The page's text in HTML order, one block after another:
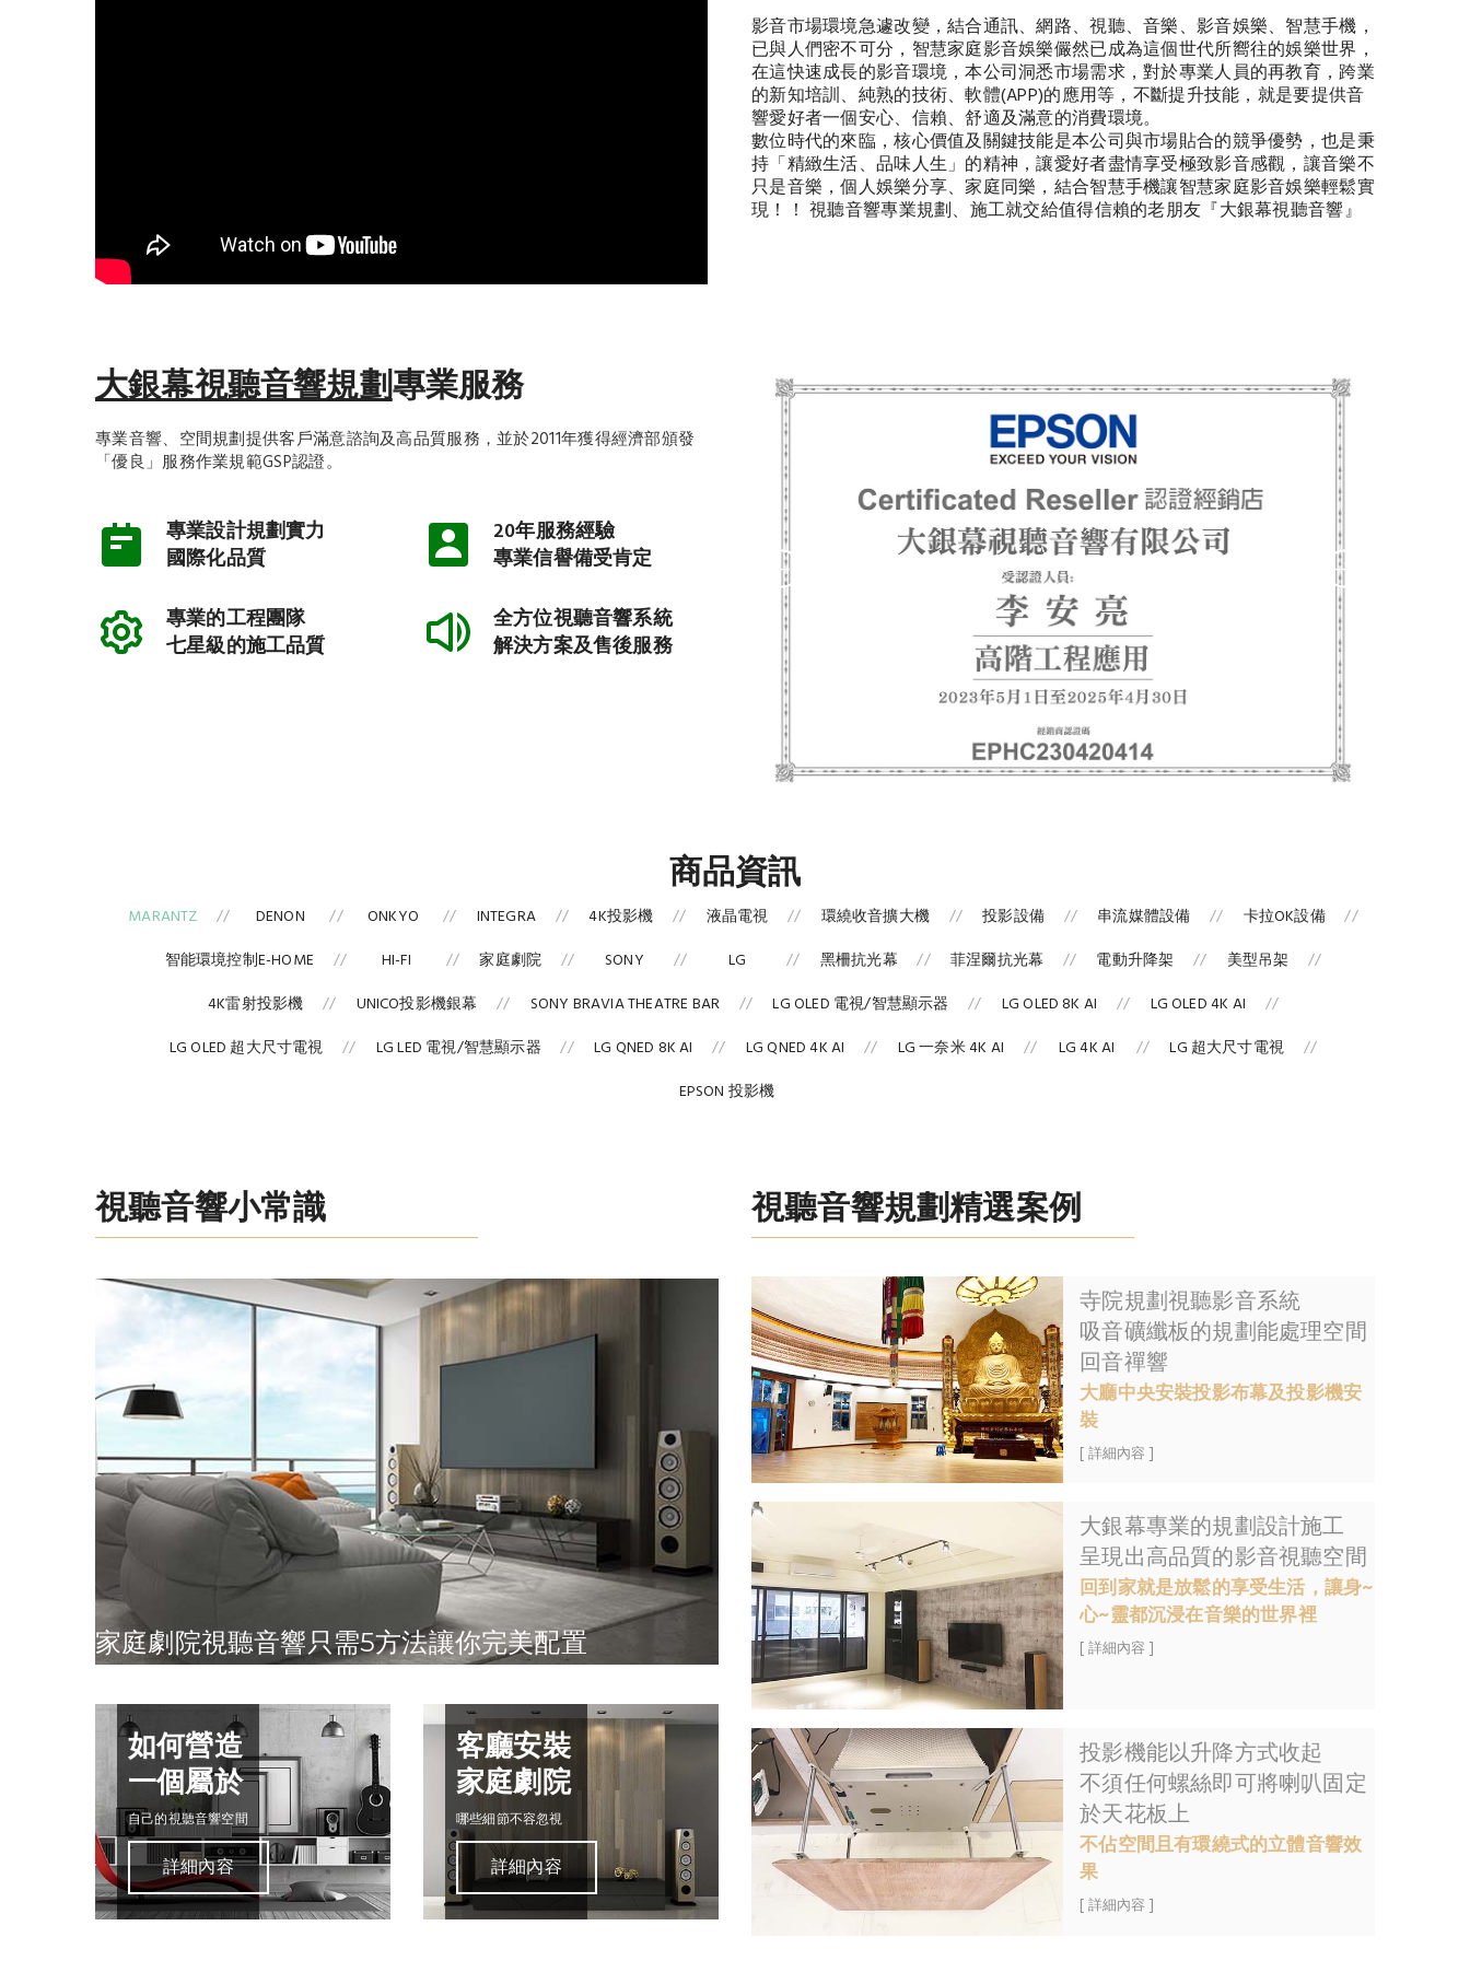
影音市場環境急遽改變，結合通訊、網路、視聽、音樂、影音娛樂、智慧手機，
已與人們密不可分，智慧家庭影音娛樂儼然已成為這個世代所嚮往的娛樂世界，
在這快速成長的影音環境，本公司洞悉市場需求，對於專業人員的再教育，跨業
的新知培訓、純熟的技術、軟體(APP)的應用等，不斷提升技能，就是要提供音
響愛好者一個安心、信賴、舒適及滿意的消費環境。
數位時代的來臨，核心價值及關鍵技能是本公司與市場貼合的競爭優勢，也是秉
持「精緻生活、品味人生」的精神，讓愛好者盡情享受極致影音感觀，讓音樂不
只是音樂，個人娛樂分享、家庭同樂，結合智慧手機讓智慧家庭影音娛樂輕鬆實
現！！ 視聽音響專業規劃、施工就交給值得信賴的老朋友『大銀幕視聽音響』
大銀幕視聽音響規劃專業服務
專業音響、空間規劃提供客戶滿意諮詢及高品質服務，並於2011年獲得經濟部頒發
「優良」服務作業規範GSP認證。
專業設計規劃實力
國際化品質
20年服務經驗
專業信譽備受肯定
專業的工程團隊
七星級的施工品質
全方位視聽音響系統
解決方案及售後服務
商品資訊
MARANTZ DENON ONKYO INTEGRA 4K投影機 液晶電視 環繞收音擴大機 投影設備 串流媒體設備
卡拉OK設備
智能環境控制E-HOME
HI-FI 家庭劇院 SONY LG 黑柵抗光幕 菲涅爾抗光幕 電動升降架
美型吊架
4K雷射投影機
UNICO投影機銀幕 SONY BRAVIA THEATRE BAR LG OLED 電視/智慧顯示器 LG OLED 8K AI
LG OLED 4K AI
LG OLED 超大尺寸電視
LG LED 電視/智慧顯示器 LG QNED 8K AI LG QNED 4K AI LG 一奈米 4K AI LG 4K AI
LG 超大尺寸電視
EPSON 投影機
視聽音響小常識
家庭劇院視聽音響只需5方法讓你完美配置
如何營造
一個屬於
自己的視聽音響空間
詳細內容
客廳安裝
家庭劇院
哪些細節不容忽視
詳細內容
視聽音響規劃精選案例
寺院規劃視聽影音系統
吸音礦纖板的規劃能處理空間
回音禪響
大廳中央安裝投影布幕及投影機安
裝
[ 詳細內容 ]
大銀幕專業的規劃設計施工
呈現出高品質的影音視聽空間
回到家就是放鬆的享受生活，讓身~
心~靈都沉浸在音樂的世界裡
[ 詳細內容 ]
投影機能以升降方式收起
不須任何螺絲即可將喇叭固定
於天花板上
不佔空間且有環繞式的立體音響效
果
[ 詳細內容 ]